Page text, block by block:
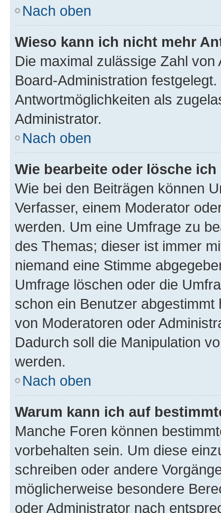
Nach oben
Wieso kann ich nicht mehr
Die maximal zulässige Zahl
Board-Administration
Antwortmöglichkeiten als
Administrator.
Nach oben
Wie bearbeite oder lösche
Wie bei den Beiträgen können
Verfasser, einem Moderator
werden. Um eine Umfrage zu
des Themas; dieser ist immer
niemand eine Stimme
Umfrage löschen oder die
schon ein Benutzer
von Moderatoren oder
Dadurch soll die Manipulation
werden.
Nach oben
Warum kann ich auf
Manche Foren können
vorbehalten sein. Um diese
schreiben oder andere
möglicherweise besondere
oder Administrator nach